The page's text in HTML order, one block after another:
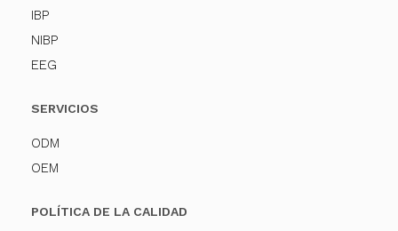
IBP
NIBP
EEG
SERVICIOS
ODM
OEM
POLÍTICA DE LA CALIDAD